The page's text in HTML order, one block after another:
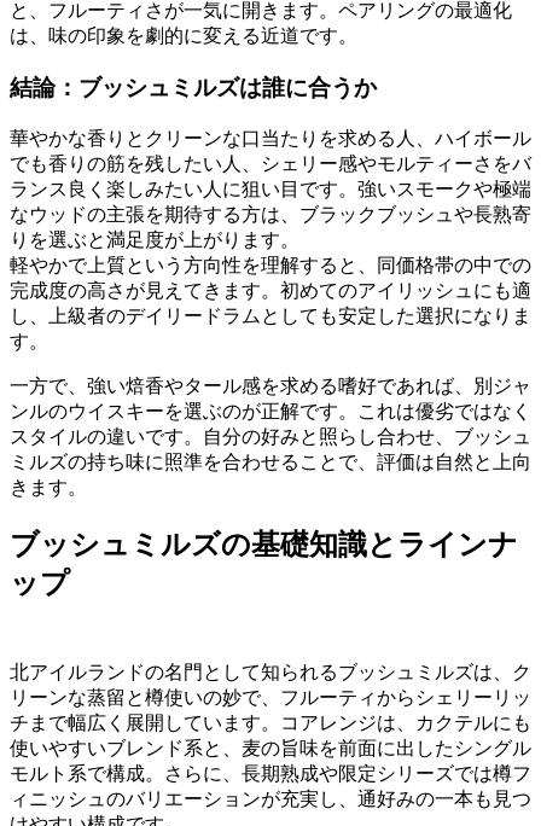
と、フルーティさが一気に開きます。ペアリングの最適化
は、味の印象を劇的に変える近道です。
結論：ブッシュミルズは誰に合うか
華やかな香りとクリーンな口当たりを求める人、ハイボール
でも香りの筋を残したい人、シェリー感やモルティーさをバ
ランス良く楽しみたい人に狙い目です。強いスモークや極端
なウッドの主張を期待する方は、ブラックブッシュや長熟寄
りを選ぶと満足度が上がります。
軽やかで上質という方向性を理解すると、同価格帯の中での
完成度の高さが見えてきます。初めてのアイリッシュにも適
し、上級者のデイリードラムとしても安定した選択になりま
す。
一方で、強い焙香やタール感を求める嗜好であれば、別ジャ
ンルのウイスキーを選ぶのが正解です。これは優劣ではなく
スタイルの違いです。自分の好みと照らし合わせ、ブッシュ
ミルズの持ち味に照準を合わせることで、評価は自然と上向
きます。
ブッシュミルズの基礎知識とラインナ
ップ
北アイルランドの名門として知られるブッシュミルズは、ク
リーンな蒸留と樽使いの妙で、フルーティからシェリーリッ
チまで幅広く展開しています。コアレンジは、カクテルにも
使いやすいブレンド系と、麦の旨味を前面に出したシングル
モルト系で構成。さらに、長期熟成や限定シリーズでは樽フ
ィニッシュのバリエーションが充実し、通好みの一本も見つ